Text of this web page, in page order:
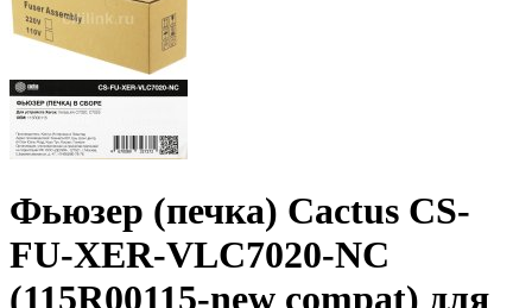
Фьюзер (печка) Cactus CS-
FU-XER-VLC7020-NC
(115R00115-new compat) для